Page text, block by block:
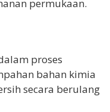
permukaan.
proses
bahan kimia
secara berulang